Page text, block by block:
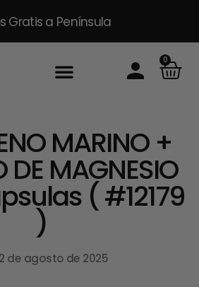
Gratis a Península
0
MARINO +
DE MAGNESIO
( #12179
)
de agosto de 2025